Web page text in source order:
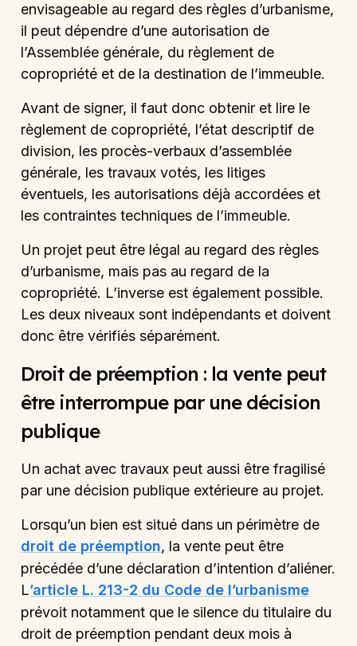
envisageable au regard des règles d’urbanisme,
il peut dépendre d’une autorisation de
l’Assemblée générale, du règlement de
copropriété et de la destination de l’immeuble.
Avant de signer, il faut donc obtenir et lire le
règlement de copropriété, l’état descriptif de
division, les procès-verbaux d’assemblée
générale, les travaux votés, les litiges
éventuels, les autorisations déjà accordées et
les contraintes techniques de l’immeuble.
Un projet peut être légal au regard des règles
d’urbanisme, mais pas au regard de la
copropriété. L’inverse est également possible.
Les deux niveaux sont indépendants et doivent
donc être vérifiés séparément.
Droit de préemption : la vente peut
être interrompue par une décision
publique
Un achat avec travaux peut aussi être fragilisé
par une décision publique extérieure au projet.
Lorsqu’un bien est situé dans un périmètre de
droit de préemption, la vente peut être
précédée d’une déclaration d’intention d’aliéner.
L’article L. 213-2 du Code de l’urbanisme
prévoit notamment que le silence du titulaire du
droit de préemption pendant deux mois à